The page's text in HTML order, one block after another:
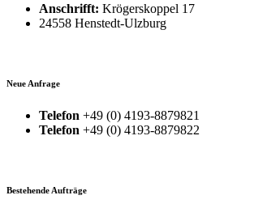
Anschrifft: Krögerskoppel 17
24558 Henstedt-Ulzburg
Neue Anfrage
Telefon +49 (0) 4193-8879821
Telefon +49 (0) 4193-8879822
Bestehende Aufträge